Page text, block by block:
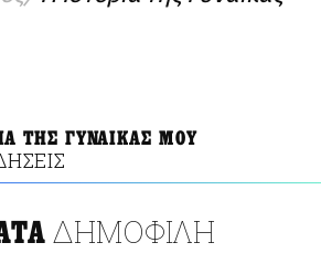
ΤΗΣ ΓΥΝΑΙΚΑΣ ΜΟΥ
ΔΗΜΟΦΙΛΗ